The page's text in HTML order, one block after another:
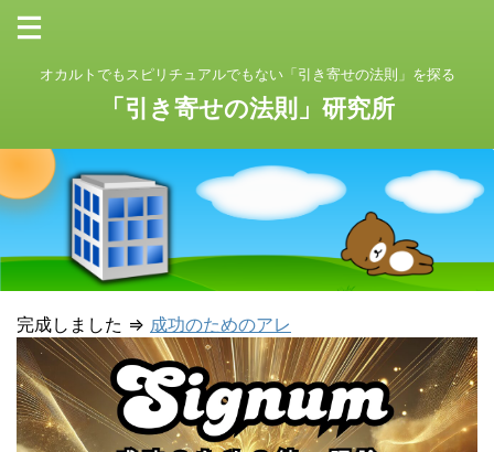
オカルトでもスピリチュアルでもない「引き寄せの法則」を探る
「引き寄せの法則」研究所
完成しました ⇒ 成功のためのアレ